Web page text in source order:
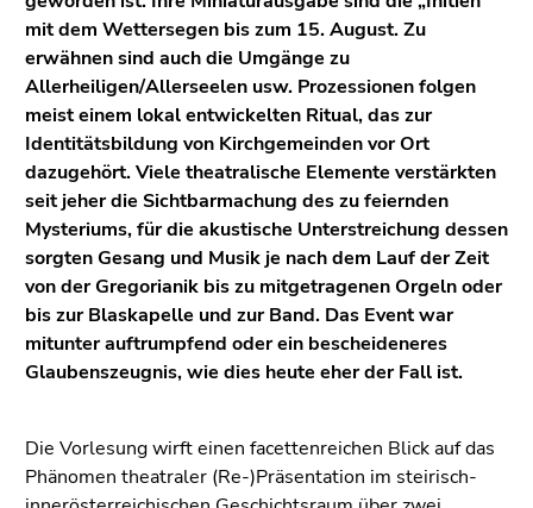
mit dem Wettersegen bis zum 15. August. Zu
erwähnen sind auch die Umgänge zu
Allerheiligen/Allerseelen usw. Prozessionen folgen
meist einem lokal entwickelten Ritual, das zur
Identitätsbildung von Kirchgemeinden vor Ort
dazugehört. Viele theatralische Elemente verstärkten
seit jeher die Sichtbarmachung des zu feiernden
Mysteriums, für die akustische Unterstreichung dessen
sorgten Gesang und Musik je nach dem Lauf der Zeit
von der Gregorianik bis zu mitgetragenen Orgeln oder
bis zur Blaskapelle und zur Band. Das Event war
mitunter auftrumpfend oder ein bescheideneres
Glaubenszeugnis, wie dies heute eher der Fall ist.
Die Vorlesung wirft einen facettenreichen Blick auf das
Phänomen theatraler (Re-)Präsentation im steirisch-